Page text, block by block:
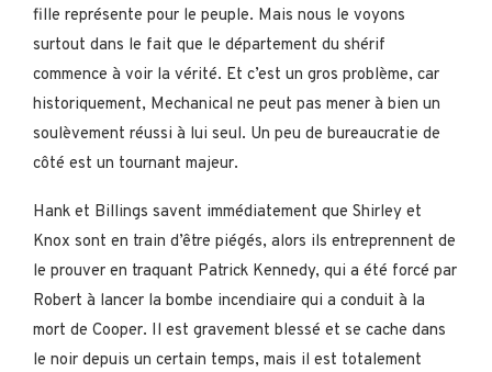
fille représente pour le peuple. Mais nous le voyons
surtout dans le fait que le département du shérif
commence à voir la vérité. Et c’est un gros problème, car
historiquement, Mechanical ne peut pas mener à bien un
soulèvement réussi à lui seul. Un peu de bureaucratie de
côté est un tournant majeur.
Hank et Billings savent immédiatement que Shirley et
Knox sont en train d’être piégés, alors ils entreprennent de
le prouver en traquant Patrick Kennedy, qui a été forcé par
Robert à lancer la bombe incendiaire qui a conduit à la
mort de Cooper. Il est gravement blessé et se cache dans
le noir depuis un certain temps, mais il est totalement